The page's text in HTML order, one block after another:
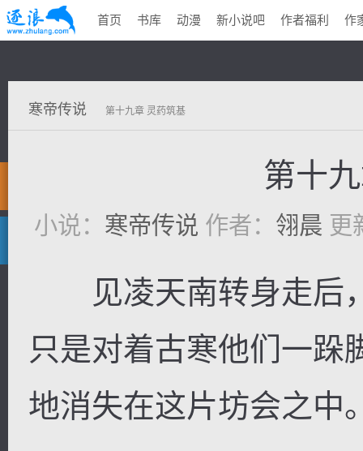
首页 书库 动漫 新小说吧 作者福利 作
寒帝传说 第十九章 灵药筑基
第十
小说： 寒帝传说 作者： 翎晨 更
见凌天南转身走后
只是对着古寒他们一跺
地消失在这片坊会之中